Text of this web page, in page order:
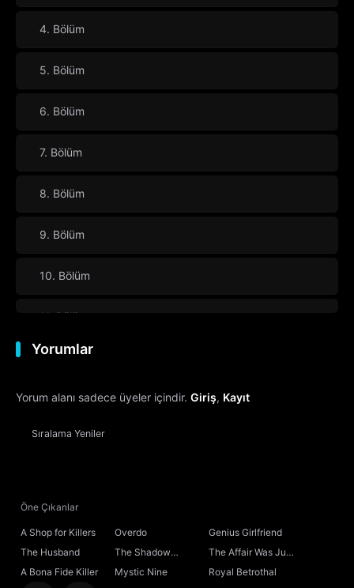
4. Bölüm
5. Bölüm
6. Bölüm
7. Bölüm
8. Bölüm
9. Bölüm
10. Bölüm
11. Bölüm
12. Bölüm
13. Bölüm
14. Bölüm
Yorumlar
Yorum alanı sadece üyeler içindir. Giriş, Kayıt
Sıralama Yeniler
Öne Çıkanlar
A Shop for Killers Overdo
Genius Girlfriend
The Husband
The Shadow
Sovereign
The Affair Was Just
the Beginning
A Bona Fide Killer Mystic Nine Royal Betrothal